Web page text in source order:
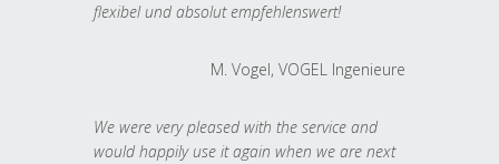
flexibel und absolut empfehlenswert!
M. Vogel, VOGEL Ingenieure
We were very pleased with the service and
would happily use it again when we are next